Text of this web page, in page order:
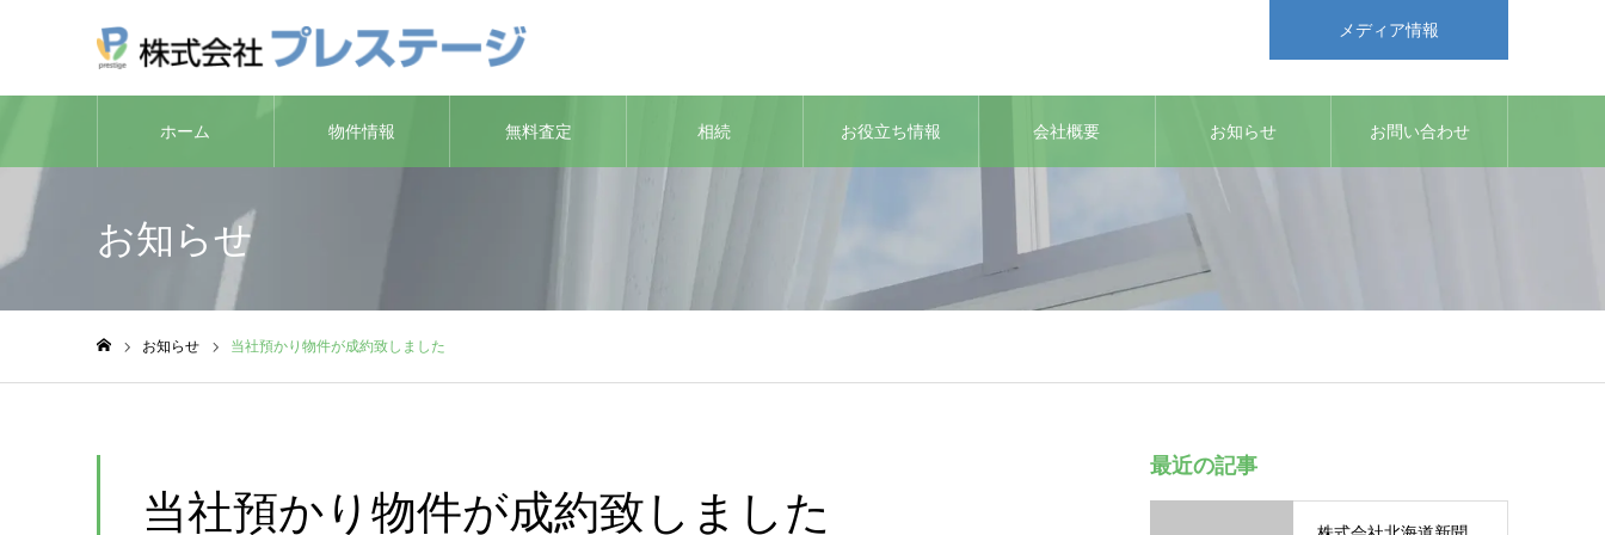
メディア情報
ホーム 物件情報 無料査定 相続 お役立ち情報 会社概要 お知らせ お問い合わせ
お知らせ
お知らせ 当社預かり物件が成約致しました
当社預かり物件が成約致しました
最近の記事